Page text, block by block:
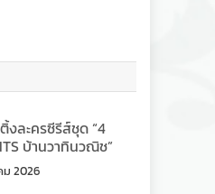
งละครซีรีส์ชุด “4
บ้านวาทินวณิช”
ม 2026